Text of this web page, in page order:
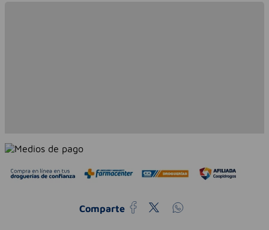
Comparte